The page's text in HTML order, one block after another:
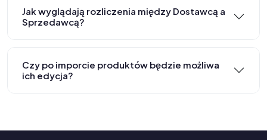
Jak wyglądają rozliczenia między Dostawcą a
Sprzedawcą?
Czy po imporcie produktów będzie możliwa
ich edycja?